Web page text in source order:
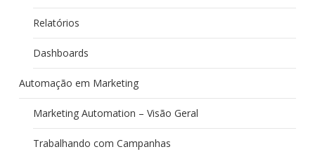
Relatórios
Dashboards
Automação em Marketing
Marketing Automation – Visão Geral
Trabalhando com Campanhas